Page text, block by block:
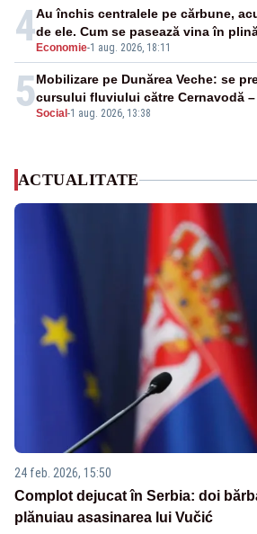
4 Economie-1 aug. 2026, 18:11
Au închis centralele pe cărbune,
de ele. Cum se pasează vina în
5Social -1 aug. 2026, 13:38
Mobilizare pe Dunărea Veche: se
cursului fluviului către Cernavodă –
ACTUALITATE
24 feb. 2026, 15:50
Complot dejucat în Serbia: doi
plănuiau asasinarea lui Vučić